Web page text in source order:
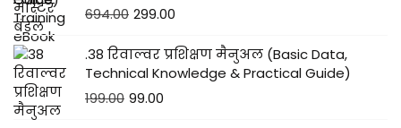
694.00 299.00
.38 रिवाल्वर प्रशिक्षण मैनुअल (Basic Data,
Technical Knowledge & Practical Guide)
199.00 99.00